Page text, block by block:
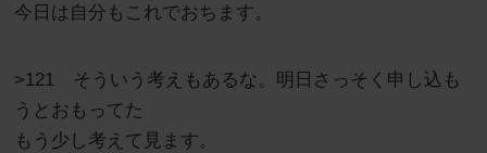
今日は自分もこれでおちます。
>121 そういう考えもあるな。明日さっそく申し込も
うとおもってた
もう少し考えて見ます。